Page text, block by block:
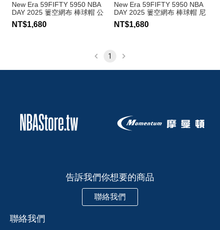
New Era 59FIFTY 5950 NBA
DAY 2025 簍空網布 棒球帽 公
牛隊
NT$1,680
New Era 59FIFTY 5950 NBA
DAY 2025 簍空網布 棒球帽 尼
克隊
NT$1,680
1
告訴我們你想要的商品
聯絡我們
聯絡我們